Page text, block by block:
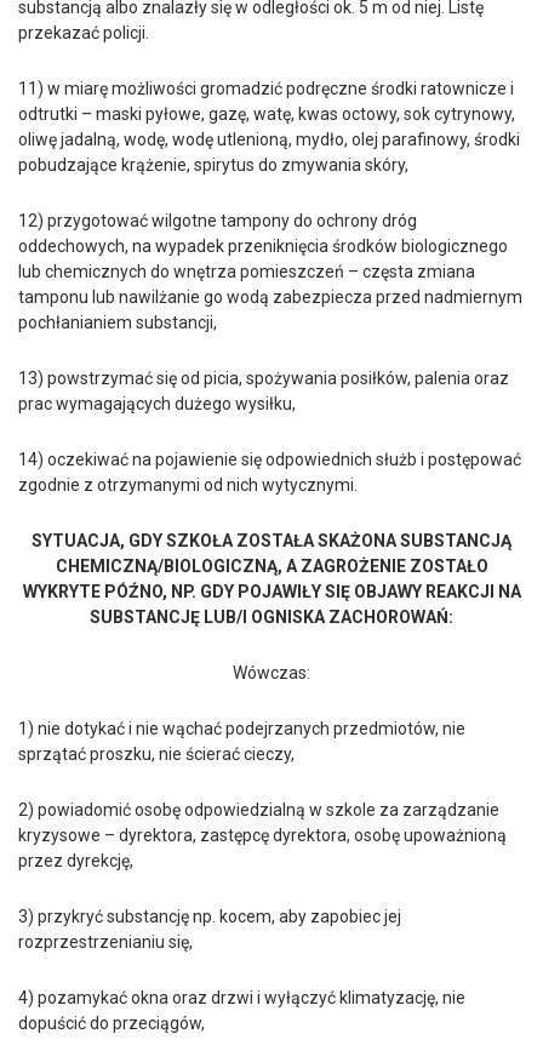
substancją albo znalazły się w odległości ok. 5 m od niej. Listę
przekazać policji.
11) w miarę możliwości gromadzić podręczne środki ratownicze i
odtrutki – maski pyłowe, gazę, watę, kwas octowy, sok cytrynowy,
oliwę jadalną, wodę, wodę utlenioną, mydło, olej parafinowy, środki
pobudzające krążenie, spirytus do zmywania skóry,
12) przygotować wilgotne tampony do ochrony dróg
oddechowych, na wypadek przeniknięcia środków biologicznego
lub chemicznych do wnętrza pomieszczeń – częsta zmiana
tamponu lub nawilżanie go wodą zabezpiecza przed nadmiernym
pochłanianiem substancji,
13) powstrzymać się od picia, spożywania posiłków, palenia oraz
prac wymagających dużego wysiłku,
14) oczekiwać na pojawienie się odpowiednich służb i postępować
zgodnie z otrzymanymi od nich wytycznymi.
SYTUACJA, GDY SZKOŁA ZOSTAŁA SKAŻONA SUBSTANCJĄ
CHEMICZNĄ/BIOLOGICZNĄ, A ZAGROŻENIE ZOSTAŁO
WYKRYTE PÓŹNO, NP. GDY POJAWIŁY SIĘ OBJAWY REAKCJI NA
SUBSTANCJĘ LUB/I OGNISKA ZACHOROWAŃ:
Wówczas:
1) nie dotykać i nie wąchać podejrzanych przedmiotów, nie
sprzątać proszku, nie ścierać cieczy,
2) powiadomić osobę odpowiedzialną w szkole za zarządzanie
kryzysowe – dyrektora, zastępcę dyrektora, osobę upoważnioną
przez dyrekcję,
3) przykryć substancję np. kocem, aby zapobiec jej
rozprzestrzenianiu się,
4) pozamykać okna oraz drzwi i wyłączyć klimatyzację, nie
dopuścić do przeciągów,